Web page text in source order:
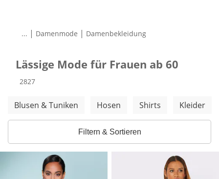
... | Damenmode | Damenbekleidung
Lässige Mode für Frauen ab 60
Produkte
2827
Weitere Kategorien überspringen
Blusen & Tuniken Hosen Shirts Kleider
Filtern & Sortieren